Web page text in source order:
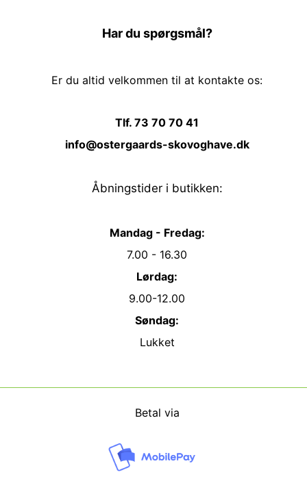
Har du spørgsmål?
Er du altid velkommen til at kontakte os:
Tlf. 73 70 70 41
info@ostergaards-skovoghave.dk
Åbningstider i butikken:
Mandag - Fredag:
7.00 - 16.30
Lørdag:
9.00-12.00
Søndag:
Lukket
Betal via